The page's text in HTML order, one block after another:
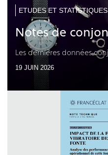
ETUDES ET STATISTIQUES
Les dernières données
19 JUIN 2026